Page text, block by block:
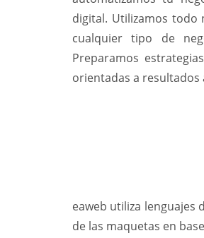
digital. Utilizamos todo
cualquier tipo de
Preparamos
orientadas a resultados
eaweb utiliza lenguajes
de las maquetas en